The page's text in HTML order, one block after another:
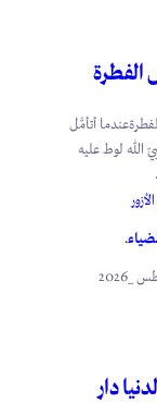
الفطرة
أتأمَّل
الله لوط عليه
.
دار